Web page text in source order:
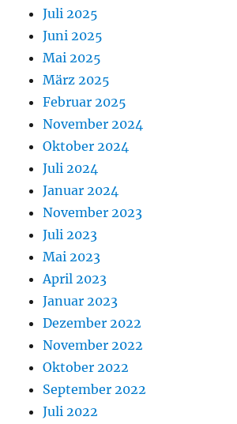
Juli 2025
Juni 2025
Mai 2025
März 2025
Februar 2025
November 2024
Oktober 2024
Juli 2024
Januar 2024
November 2023
Juli 2023
Mai 2023
April 2023
Januar 2023
Dezember 2022
November 2022
Oktober 2022
September 2022
Juli 2022